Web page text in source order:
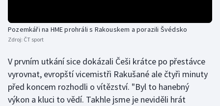
Jezdectví
Krasobruslení
Lezení
Pozemkáři na HME prohráli s Rakouskem a porazili Švédsko
Zdroj: ČT sport
V prvním utkání sice dokázali Češi krátce po přestávce
vyrovnat, evropští vicemistři Rakušané ale čtyři minuty
před koncem rozhodli o vítězství. "Byl to hanebný
výkon a kluci to vědí. Takhle jsme je neviděli hrát